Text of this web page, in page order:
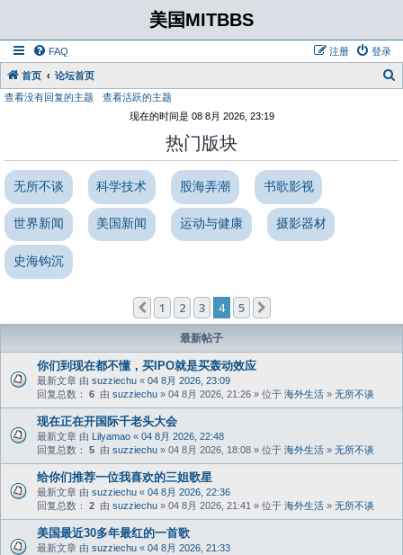
美国MITBBS
FAQ 登录
注册
首页 论坛首页
查看没有回复的主题
查看活跃的主题
现在的时间是 08 8月 2026, 23:19
热门版块
无所不谈 科学技术 股海弄潮 书歌影视
世界新闻 美国新闻 运动与健康 摄影器材
史海钩沉
上一页
1 2 3 4 5
最新帖子
你们到现在都不懂，买IPO就是买轰动效应
最新文章 由 suzziechu « 04 8月 2026, 23:09
回复总数： 6 由 suzziechu » 04 8月 2026, 21:26 » 位于 海外生活 » 无所不谈
现在正在开国际千老头大会
最新文章 由 Lilyamao « 04 8月 2026, 22:48
回复总数： 5 由 suzziechu » 04 8月 2026, 18:08 » 位于 海外生活 » 无所不谈
给你们推荐一位我喜欢的三姐歌星
最新文章 由 suzziechu « 04 8月 2026, 22:36
回复总数： 2 由 suzziechu » 04 8月 2026, 21:41 » 位于 海外生活 » 无所不谈
美国最近30多年最红的一首歌
最新文章 由 suzziechu « 04 8月 2026, 21:33